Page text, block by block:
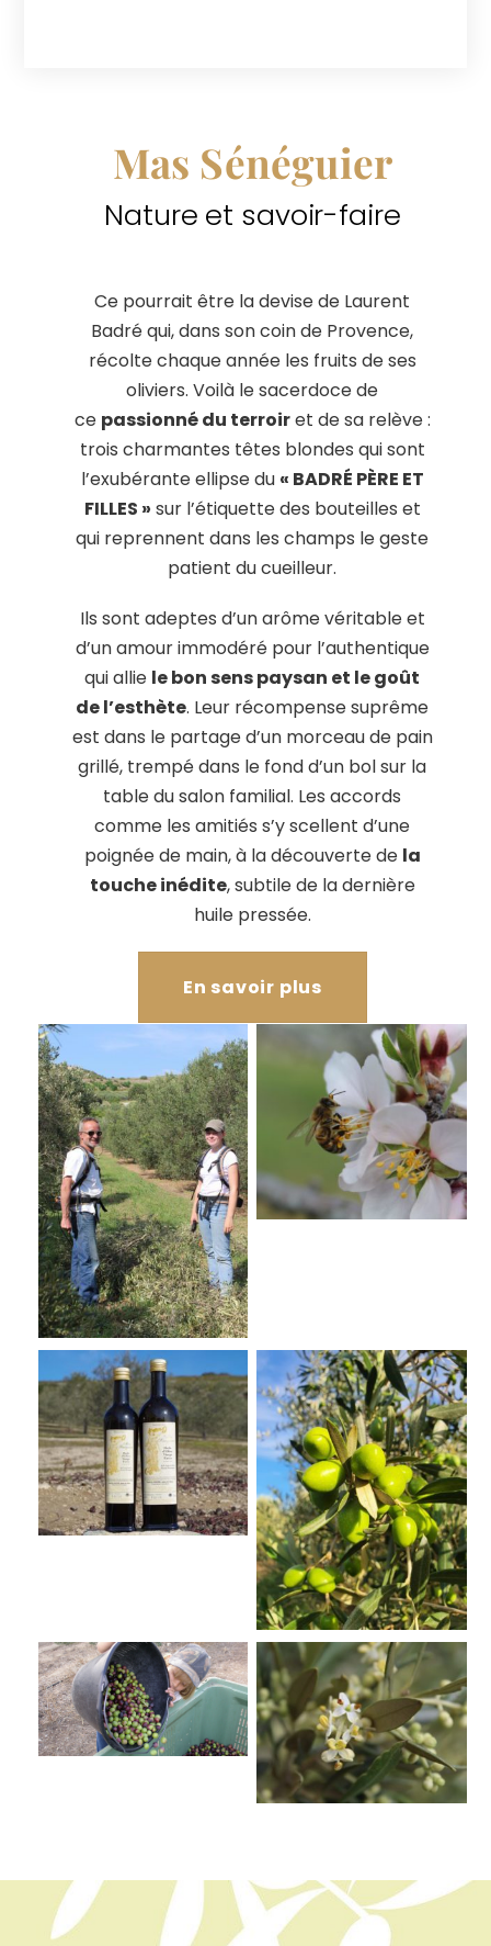
Mas Sénéguier
Nature et savoir-faire
Ce pourrait être la devise de Laurent
Badré qui, dans son coin de Provence,
récolte chaque année les fruits de ses
oliviers. Voilà le sacerdoce de
ce passionné du terroiret de sa relève :
trois charmantes têtes blondes qui sont
l’exubérante ellipse du « BADRÉ PÈRE ET
FILLES » sur l’étiquette des bouteilles et
qui reprennent dans les champs le geste
patient du cueilleur.
Ils sont adeptes d’un arôme véritable et
d’un amour immodéré pour l’authentique
qui allie le bon sens paysan et le goût
de l’esthète. Leur récompense suprême
est dans le partage d’un morceau de pain
grillé, trempé dans le fond d’un bol sur la
table du salon familial. Les accords
comme les amitiés s’y scellent d’une
poignée de main, à la découverte de la
touche inédite, subtile de la dernière
huile pressée.
En savoir plus